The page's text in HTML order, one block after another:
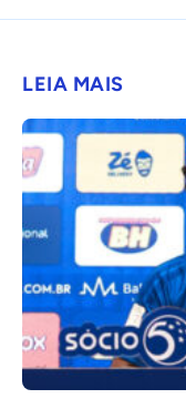
LEIA MAIS